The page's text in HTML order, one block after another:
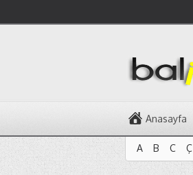
Anasayfa
A B C Ç
A
B C Ç